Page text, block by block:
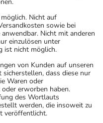
Nicht auf
sowie bei
Nicht mit anderen
einzulösen unter
ist nicht möglich.
von Kunden auf unseren
dass diese nur
Waren oder
erworben haben.
des Wortlauts
werden, die insoweit zu
veröffentlicht.